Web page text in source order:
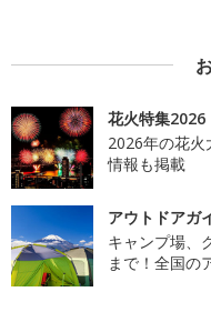
花火特集2026
2026年の花火
情報も掲載
アウトドアガ
キャンプ場、
まで！全国の